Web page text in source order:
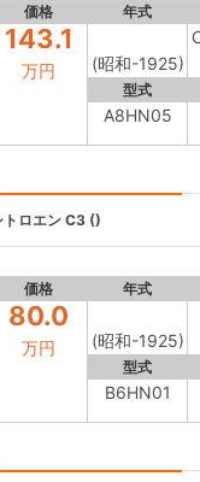
価格 年式
143.1
万円 (昭和-1925)
型式
A8HN05
トロエンC3 ()
価格 年式
80.0
万円 (昭和-1925)
型式
B6HN01